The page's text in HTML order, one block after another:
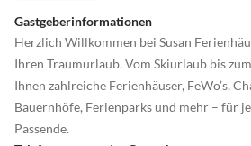
Gastgeberinformationen
Herzlich Willkommen bei Susan
Ihren Traumurlaub. Vom Skiurlaub bis
Ihnen zahlreiche Ferienhäuser, FeWo’s,
Bauernhöfe, Ferienparks und mehr – für
Passende.